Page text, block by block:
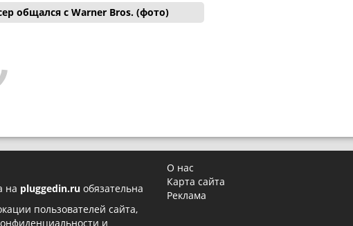
общался с Warner Bros. (фото)
на pluggedin.ru обязательна
пользователей сайта,
и
О нас
Карта сайта
Реклама